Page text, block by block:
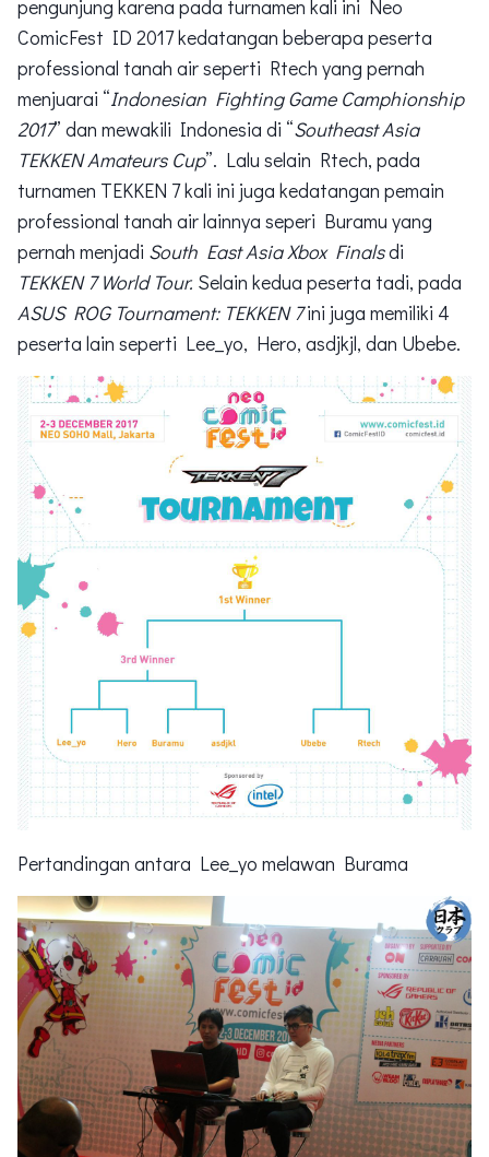
pengunjung karena pada turnamen kali ini Neo
ComicFest ID 2017 kedatangan beberapa peserta
professional tanah air seperti Rtech yang pernah
menjuarai “Indonesian Fighting Game Camphionship
2017” dan mewakili Indonesia di “Southeast Asia
TEKKEN Amateurs Cup”. Lalu selain Rtech, pada
turnamen TEKKEN 7 kali ini juga kedatangan pemain
professional tanah air lainnya seperi Buramu yang
pernah menjadi South East Asia Xbox Finalsdi
TEKKEN 7World Tour. Selain kedua peserta tadi, pada
ASUS ROG Tournament: TEKKEN 7ini juga memiliki 4
peserta lain seperti Lee_yo, Hero, asdjkjl, dan Ubebe.
Pertandingan antara Lee_yo melawan Burama